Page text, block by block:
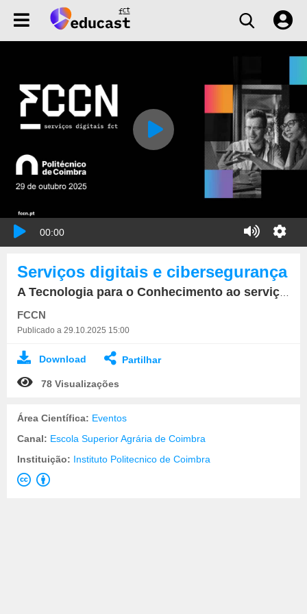
00:00
Serviços digitais e cibersegurança
A Tecnologia para o Conhecimento ao serviço das Instituições de Ensino Superior
FCCN
Publicado a 29.10.2025 15:00
Download Partilhar
78 Visualizações
Área Científica: Eventos
Canal: Escola Superior Agrária de Coimbra
Instituição: Instituto Politecnico de Coimbra